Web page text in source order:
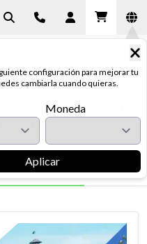
configuración para mejorar tu
cambiarla cuando quieras.
Moneda
Aplicar
XEL-HÁ
de Cancún y Riviera
de Xcaret
Xel-Há